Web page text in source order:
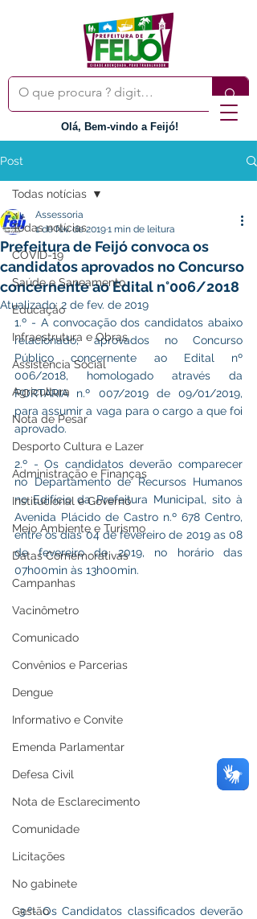
Olá, Bem-vindo a Feijó!
Post
Todas notícias
COVID-19
Saúde e Saneamento
Educação
Infraestrutura e Obras
Assistência Social
Agricultura
Nota de Pesar
Desporto Cultura e Lazer
Administração e Finanças
Institucional e Governo
Meio Ambiente e Turismo
Datas Comemorativas
Campanhas
Vacinômetro
Comunicado
Convênios e Parcerias
Dengue
Informativo e Convite
Emenda Parlamentar
Defesa Civil
Nota de Esclarecimento
Comunidade
Licitações
No gabinete
Gestão
Todas notícias
Prefeitura de Feijó convoca os
candidatos aprovados no Concurso
concernente ao Edital n°006/2018
Assessoria
1 de fev. de 20191 min de leitura
Atualizado: 2 de fev. de 2019
1.º - A convocação dos candidatos abaixo
relacionado, aprovados no Concurso
Público concernente ao Edital nº
006/2018, homologado através da
PORTARIA n.º 007/2019 de 09/01/2019,
para assumir a vaga para o cargo a que foi
aprovado.
2.º - Os candidatos deverão comparecer
no Departamento de Recursos Humanos
no Edifício da Prefeitura Municipal, sito à
Avenida Plácido de Castro n.º 678 Centro,
entre os dias 04 de fevereiro de 2019 as 08
de fevereiro de 2019, no horário das
07h00min às 13h00min.
3.º- Os Candidatos classificados deverão